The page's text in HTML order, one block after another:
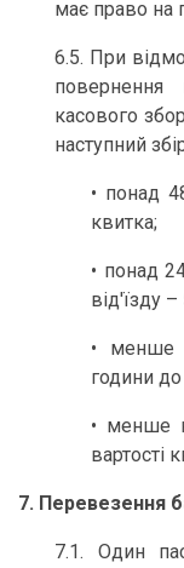
має право на
6.5. При
повернення
касового
наступний
• понад
квитка;
• понад
від'їзду –
• менше
години до
• менше
вартості
7. Перевезення
7.1. Один